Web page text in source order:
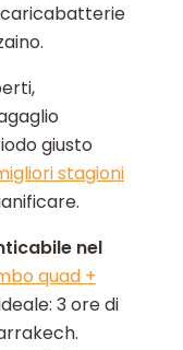
giusto
stagioni
nel
quad +
3 ore di